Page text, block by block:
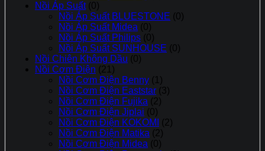
Nồi Áp Suất (0)
Nồi Áp Suất BLUESTONE (0)
Nồi Áp Suất Midea (0)
Nồi Áp Suất Philips (0)
Nồi Áp Suất SUNHOUSE (0)
Nồi Chiên Không Dầu (0)
Nồi Cơm Điện (21)
Nồi Cơm Điện Benny (1)
Nồi Cơm Điện Eaststar (3)
Nồi Cơm Điện Fujika (2)
Nồi Cơm Điện Jiplai (0)
Nồi Cơm Điện KOKOMI
(2)
Nồi Cơm Điện Matika (2)
Nồi Cơm Điện Midea (0)